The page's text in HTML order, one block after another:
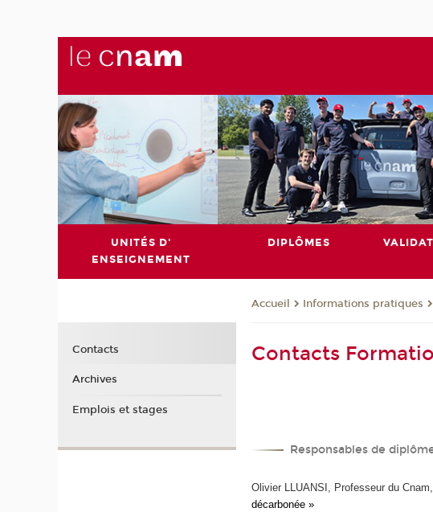
UNITÉS D'
ENSEIGNEMENT
DIPLÔMES
Accueil Informations pratiques
Contacts
Responsables de
Olivier LLUANSI, Professeur du
décarbonée »
Contacts
Archives
Emplois et stages